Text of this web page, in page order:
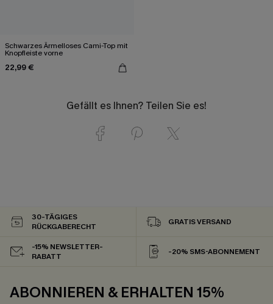
Schwarzes Ärmelloses Cami-Top mit
Knopfleiste vorne
22,99 €
Gefällt es Ihnen? Teilen Sie es!
30-TÄGIGES
RÜCKGABERECHT
GRATIS VERSAND
-15% NEWSLETTER-
RABATT
-20% SMS-ABONNEMENT
ABONNIEREN & ERHALTEN 15%